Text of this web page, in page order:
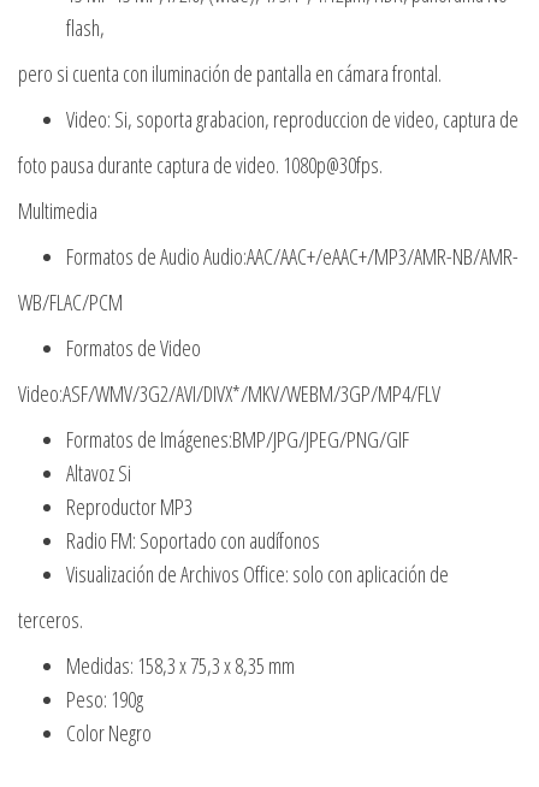
flash,
pero si cuenta con iluminación de pantalla en cámara frontal.
Video: Si, soporta grabacion, reproduccion de video, captura de
foto pausa durante captura de video. 1080p@30fps.
Multimedia
Formatos de Audio Audio:AAC/AAC+/eAAC+/MP3/AMR-NB/AMR-
WB/FLAC/PCM
Formatos de Video
Video:ASF/WMV/3G2/AVI/DIVX*/MKV/WEBM/3GP/MP4/FLV
Formatos de Imágenes:BMP/JPG/JPEG/PNG/GIF
Altavoz Si
Reproductor MP3
Radio FM: Soportado con audífonos
Visualización de Archivos Office: solo con aplicación de
terceros.
Medidas: 158,3 x 75,3 x 8,35 mm
Peso: 190g
Color Negro